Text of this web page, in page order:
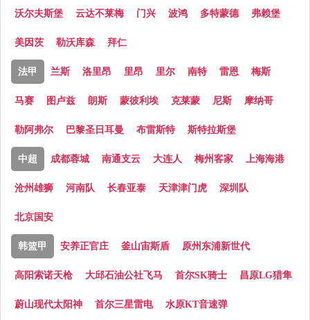
沃尔夫斯堡 云达不莱梅 门兴 波鸿 多特蒙德 弗赖堡
美因茨 勒沃库森 拜仁
法甲 兰斯 洛里昂 里昂 里尔 南特 雷恩 梅斯
马赛 图卢兹 朗斯 蒙彼利埃 克莱蒙 尼斯 摩纳哥
勒阿弗尔 巴黎圣日耳曼 布雷斯特 斯特拉斯堡
中超 成都蓉城 南通支云 大连人 梅州客家 上海海港
沧州雄狮 河南队 长春亚泰 天津津门虎 深圳队
北京国安
韩篮甲 安养正官庄 釜山宙斯盾 原州东浦新世代
高阳索诺天枪 大邱石油公社飞马 首尔SK骑士 昌原LG猎隼
蔚山现代太阳神 首尔三星雷电 水原KT音速弹